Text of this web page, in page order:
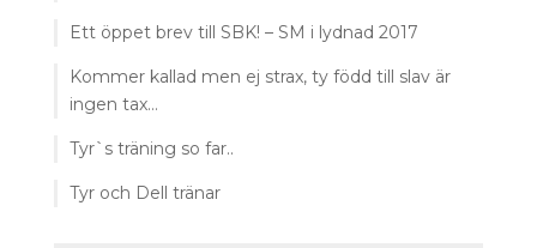
Ett öppet brev till SBK! – SM i lydnad 2017
Kommer kallad men ej strax, ty född till slav är
ingen tax…
Tyr`s träning so far..
Tyr och Dell tränar